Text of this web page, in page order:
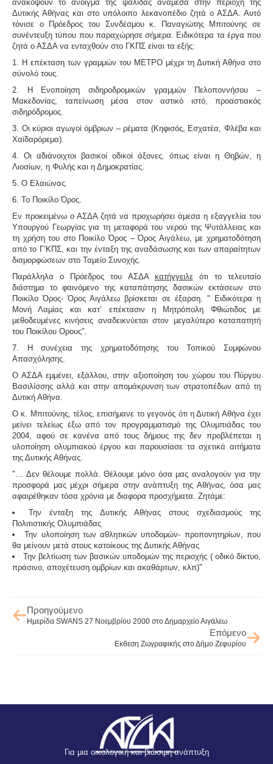
ανακόψουν το άνοιγμα της ψαλίδας ανάμεσα στην περιοχή της
Δυτικής Αθήνας και στο υπόλοιπο λεκανοπέδιο ζητά ο ΑΣΔΑ. Αυτό
τόνισε ο Πρόεδρος του Συνδέσμου κ. Παναγιώτης Μπιτούνης σε
συνέντευξη τύπου που παραχώρησε σήμερα. Ειδικότερα τα έργα που
ζητά ο ΑΣΔΑ να ενταχθούν στο ΓΚΠΣ είναι τα εξής:
1. Η επέκταση των γραμμών του ΜΕΤΡΟ μέχρι τη Δυτική Αθήνα στο
σύνολό τους.
2.
Η Ενοποίηση σιδηροδρομικών γραμμών Πελοποννήσου –
Μακεδονίας, ταπείνωση μέσα στον αστικό ιστό, προαστιακός
σιδηρόδρομος.
3. Οι κύριοι αγωγοί όμβριων – ρέματα (Κηφισός, Εσχατέα, Φλέβα και
Χαϊδαρόρεμα).
4. Οι αδιάνοιχτοι βασικοί οδικοί άξονες. όπως είναι η Θηβών, η
Λιοσίων, η Φυλής και η Δημοκρατίας.
5. Ο Ελαιώνας.
6. Το Ποικίλο Όρος.
Εν προκειμένω ο ΑΣΔΑ ζητά να προχωρήσει άμεσα η εξαγγελία του
Υπουργού Γεωργίας για τη μεταφορά του νερού της Ψυτάλλειας και
τη χρήση του στο Ποικίλο Όρος – Όρος Αιγάλεω, με χρηματοδότηση
από το Γ’ΚΠΣ, και την ένταξη της αναδάσωσης και των απαραίτητων
διαμορφώσεων στο Ταμείο Συνοχής.
Παράλληλα ο Πρόεδρος του ΑΣΔΑ κατήγγειλεότι το τελευταίο
διάστημα το φαινόμενο της καταπάτησης δασικών εκτάσεων στο
Ποικίλο Όρος- Όρος Αιγάλεω βρίσκεται σε έξαρση. " Ειδικότερα η
Μονή Λαμίας και κατ’ επέκτασιν η Μητρόπολη Φθιώτιδος με
μεθοδευμένες κινήσεις αναδεικνύεται στον μεγαλύτερο καταπατητή
του Ποικίλου Ορους".
7.
Η συνέχεια της χρηματοδότησης του Τοπικού Συμφώνου
Απασχόλησης.
Ο ΑΣΔΑ εμμένει, εξάλλου, στην αξιοποίηση του χώρου του Πύργου
Βασιλίσσης αλλά και στην απομάκρυνση των στρατοπέδων από τη
Δυτική Αθήνα.
Ο κ. Μπιτούνης, τέλος, επισήμανε το γεγονός ότι η Δυτική Αθήνα έχει
μείνει τελείως έξω από τον προγραμματισμό της Ολυμπιάδας του
2004, αφού σε κανένα από τους δήμους της δεν προβλέπεται η
υλοποίηση ολυμπιακού έργου και παρουσίασε τα σχετικά αιτήματα
της Δυτικής Αθήνας.
"… Δεν θέλουμε πολλά. Θέλουμε μόνο όσα μας αναλογούν για την
προσφορά μας μέχρι σήμερα στην ανάπτυξη της Αθήνας, όσα μας
αφαιρέθηκαν τόσα χρόνια με διαφορα προσχήματα. Ζητάμε:
Την ένταξη της Δυτικής Αθήνας στους σχεδιασμούς της
Πολιτιστικής Ολυμπιάδας
Την υλοποίηση των αθλητικών υποδομών- προπονητηρίων, που
θα μείνουν μετά στους κατοίκους της Δυτικής Αθήνας
Την βελτίωση των βασικών υποδομών της περιοχής ( οδικό δίκτυο,
πράσινο, αποχέτευση ομβρίων και ακαθάρτων, κλπ)"
Προηγούμενο
Ημερίδα SWANS 27 Νοεμβρίου 2000 στο Δημαρχείο Αιγάλεω
Επόμενο
Εκθεση Ζωγραφικής στο Δήμο Ζεφυρίου
Για μια οικολογική και βιώσιμη ανάπτυξη